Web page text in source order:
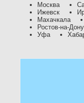
Москва
Ижевск
Махачкала
Ростов-на-Дону
Уфа